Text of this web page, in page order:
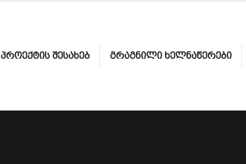
ᲞᲠᲝᲔᲥᲢᲘᲡ ᲨᲔᲡᲐᲮᲔᲑ ᲒᲠᲐᲒᲜᲘᲚᲘ ᲮᲔᲚᲜᲐᲬᲔᲠᲔᲑᲘ